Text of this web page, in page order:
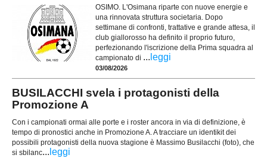
OSIMO. L'Osimana riparte con nuove energie e
una rinnovata struttura societaria. Dopo
settimane di confronti, trattative e grande attesa, il
club giallorosso ha definito il proprio futuro,
perfezionando l'iscrizione della Prima squadra al
campionato di ... leggi
03/08/2026
BUSILACCHI svela i protagonisti della
Promozione A
Con i campionati ormai alle porte e i roster ancora in via di definizione, è
tempo di pronostici anche in Promozione A. A tracciare un identikit dei
possibili protagonisti della nuova stagione è Massimo Busilacchi (foto), che
si sbilanc... leggi